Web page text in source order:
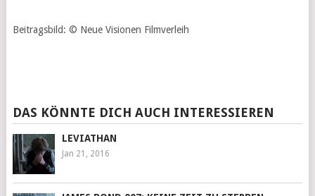
Beitragsbild: © Neue Visionen Filmverleih
DAS KÖNNTE DICH AUCH INTERESSIEREN
LEVIATHAN
Jan 21, 2016